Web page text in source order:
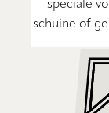
speciale
schuine of